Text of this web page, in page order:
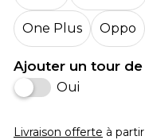
One Plus Oppo
Ajouter un tour
Oui
Livraison offerte à